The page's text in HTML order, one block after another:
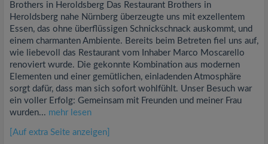
Brothers in Heroldsberg Das Restaurant Brothers in
Heroldsberg nahe Nürnberg überzeugte uns mit exzellentem
Essen, das ohne überflüssigen Schnickschnack auskommt, und
einem charmanten Ambiente. Bereits beim Betreten fiel uns auf,
wie liebevoll das Restaurant vom Inhaber Marco Moscarello
renoviert wurde. Die gekonnte Kombination aus modernen
Elementen und einer gemütlichen, einladenden Atmosphäre
sorgt dafür, dass man sich sofort wohlfühlt. Unser Besuch war
ein voller Erfolg: Gemeinsam mit Freunden und meiner Frau
wurden... mehr lesen
[Auf extra Seite anzeigen]